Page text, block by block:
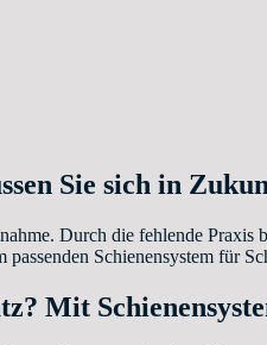
Sie sich in
Durch die fehlende
Schienensystem für
Mit